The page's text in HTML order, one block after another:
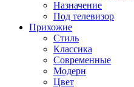
Назначение
Под телевизор
Прихожие
Стиль
Классика
Современные
Модерн
Цвет